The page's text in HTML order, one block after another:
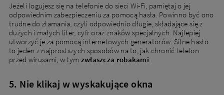
Jeżeli logujesz się na telefonie do sieci Wi-Fi, pamiętaj o jej
odpowiednim zabezpieczeniu za pomocą hasła. Powinno być ono
trudne do złamania, czyli odpowiednio długie, składające się z
dużych i małych liter, cyfr oraz znaków specjalnych. Najlepiej
utworzyć je za pomocą internetowych generatorów. Silne hasło
to jeden z najprostszych sposobów na to, jak chronić telefon
przed wirusami, w tym zwłaszcza robakami
5. Nie klikaj w wyskakujące okna